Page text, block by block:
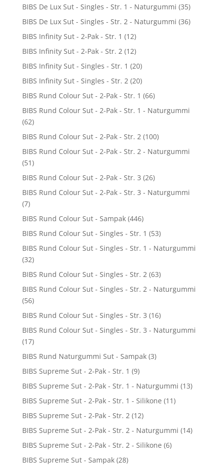
BIBS De Lux Sut - Singles - Str. 1 - Naturgummi (35)
BIBS De Lux Sut - Singles - Str. 2 - Naturgummi (36)
BIBS Infinity Sut - 2-Pak - Str. 1 (12)
BIBS Infinity Sut - 2-Pak - Str. 2 (12)
BIBS Infinity Sut - Singles - Str. 1 (20)
BIBS Infinity Sut - Singles - Str. 2 (20)
BIBS Rund Colour Sut - 2-Pak - Str. 1 (66)
BIBS Rund Colour Sut - 2-Pak - Str. 1 - Naturgummi
(62)
BIBS Rund Colour Sut - 2-Pak - Str. 2 (100)
BIBS Rund Colour Sut - 2-Pak - Str. 2 - Naturgummi
(51)
BIBS Rund Colour Sut - 2-Pak - Str. 3 (26)
BIBS Rund Colour Sut - 2-Pak - Str. 3 - Naturgummi
(7)
BIBS Rund Colour Sut - Sampak (446)
BIBS Rund Colour Sut - Singles - Str. 1 (53)
BIBS Rund Colour Sut - Singles - Str. 1 - Naturgummi
(32)
BIBS Rund Colour Sut - Singles - Str. 2 (63)
BIBS Rund Colour Sut - Singles - Str. 2 - Naturgummi
(56)
BIBS Rund Colour Sut - Singles - Str. 3 (16)
BIBS Rund Colour Sut - Singles - Str. 3 - Naturgummi
(17)
BIBS Rund Naturgummi Sut - Sampak (3)
BIBS Supreme Sut - 2-Pak - Str. 1 (9)
BIBS Supreme Sut - 2-Pak - Str. 1 - Naturgummi (13)
BIBS Supreme Sut - 2-Pak - Str. 1 - Silikone (11)
BIBS Supreme Sut - 2-Pak - Str. 2 (12)
BIBS Supreme Sut - 2-Pak - Str. 2 - Naturgummi (14)
BIBS Supreme Sut - 2-Pak - Str. 2 - Silikone (6)
BIBS Supreme Sut - Sampak (28)